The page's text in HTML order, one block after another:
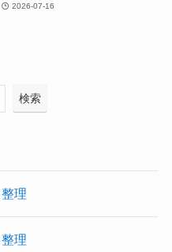
2026-07-16
検索
理
理